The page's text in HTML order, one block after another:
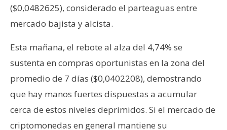
($0,0482625), considerado el parteaguas entre
mercado bajista y alcista.
Esta mañana, el rebote al alza del 4,74% se
sustenta en compras oportunistas en la zona del
promedio de 7 días ($0,0402208), demostrando
que hay manos fuertes dispuestas a acumular
cerca de estos niveles deprimidos. Si el mercado de
criptomonedas en general mantiene su